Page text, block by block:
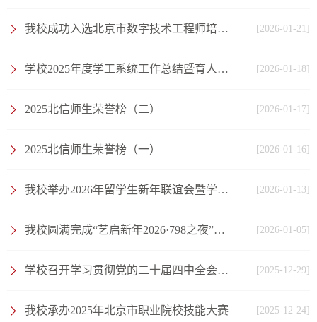
我校成功入选北京市数字技术工程师培育项目第四批培训机构目录 [2026-01-21]
学校2025年度学工系统工作总结暨育人工作分享交流会顺利举行 [2026-01-18]
2025北信师生荣誉榜（二） [2026-01-17]
2025北信师生荣誉榜（一） [2026-01-16]
我校举办2026年留学生新年联谊会暨学期表彰大会 [2026-01-13]
我校圆满完成“艺启新年2026·798之夜”服务保障任务 [2026-01-05]
学校召开学习贯彻党的二十届四中全会精神宣讲报告会 [2025-12-29]
我校承办2025年北京市职业院校技能大赛 [2025-12-24]